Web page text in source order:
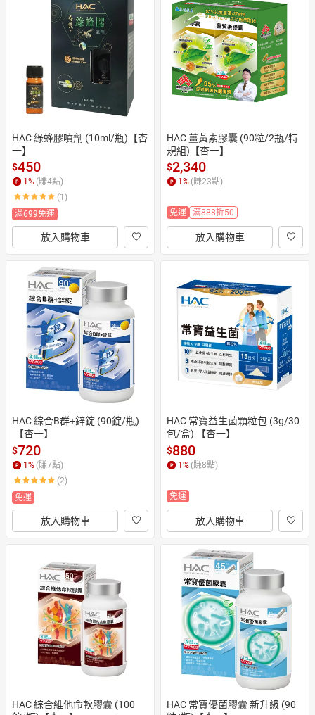
HAC 綠蜂膠噴劑 (10ml/瓶)【杏
一】
$450
1 % (賺4點)
(1)
滿699免運
放入購物車
HAC 薑黃素膠囊 (90粒/2瓶/特
規組)【杏一】
$2,340
1 % (賺23點)
免運 滿888折50
放入購物車
HAC 綜合B群+鋅錠 (90錠/瓶)
【杏一】
$720
1% (賺7點)
(2)
免運
放入購物車
HAC 常寶益生菌顆粒包 (3g/30
包/盒) 【杏一】
$880
1% (賺8點)
免運
放入購物車
HAC 綜合維他命軟膠囊 (100
HAC 常寶優菌膠囊 新升級 (90